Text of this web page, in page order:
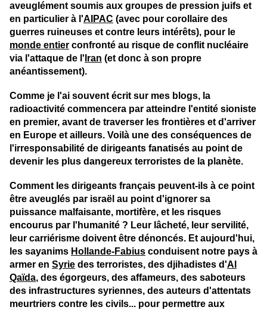
aveuglément soumis aux groupes de pression juifs et
en particulier à l'AIPAC (avec pour corollaire des
guerres ruineuses et contre leurs intérêts), pour le
monde entier confronté au risque de conflit nucléaire
via l'attaque de l' Iran (et donc à son propre
anéantissement).
Comme je l'ai souvent écrit sur mes blogs, la
radioactivité commencera par atteindre l'entité sioniste
en premier, avant de traverser les frontières et d'arriver
en Europe et ailleurs. Voilà une des conséquences de
l'irresponsabilité de dirigeants fanatisés au point de
devenir les plus dangereux terroristes de la planète.
Comment les dirigeants français peuvent-ils à ce point
être aveuglés par israël au point d'ignorer sa
puissance malfaisante, mortifère, et les risques
encourus par l'humanité ? Leur lâcheté, leur servilité,
leur carriérisme doivent être dénoncés. Et aujourd'hui,
les sayanims Hollande-Fabius conduisent notre pays à
armer en Syrie des terroristes, des djihadistes d'Al
Qaïda, des égorgeurs, des affameurs, des saboteurs
des infrastructures syriennes, des auteurs d'attentats
meurtriers contre les civils... pour permettre aux